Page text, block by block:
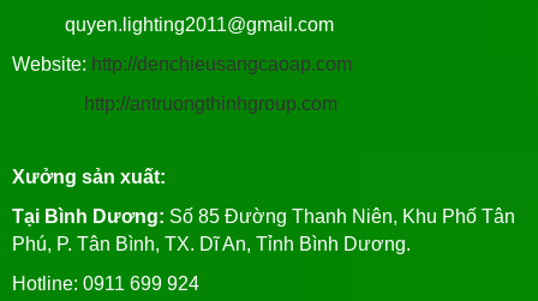
quyen.lighting2011@gmail.com
Website: http://denchieusangcaoap.com
http://antruongthinhgroup.com
Xưởng sản xuất:
Tại Bình Dương: Số 85 Đường Thanh Niên, Khu Phố Tân
Phú, P. Tân Bình, TX. Dĩ An, Tỉnh Bình Dương.
Hotline: 0911 699 924